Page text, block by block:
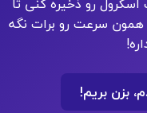
همون سرعت رو برات نگه
بزن بریم!